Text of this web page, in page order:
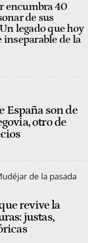
encumbra 40
de sus
legado que hoy
de la
España son de
otro de
revive la
justas,